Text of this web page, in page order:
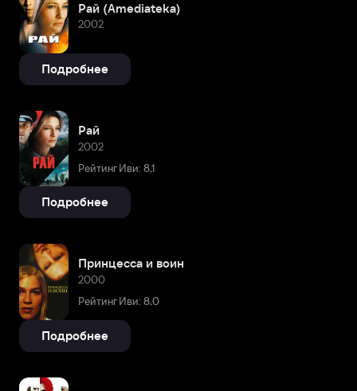
Рай (Amediateka)
2002
Подробнее
Рай
2002
Рейтинг Иви: 8,1
Подробнее
Принцесса и воин
2000
Рейтинг Иви: 8,0
Подробнее